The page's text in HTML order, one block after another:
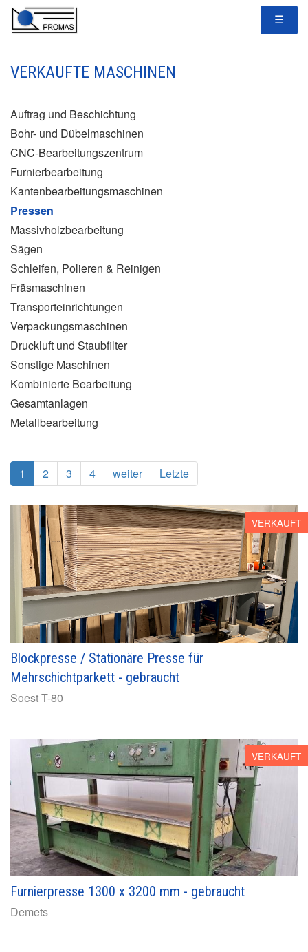
☰
VERKAUFTE MASCHINEN
Auftrag und Beschichtung
Bohr- und Dübelmaschinen
CNC-Bearbeitungszentrum
Furnierbearbeitung
Kantenbearbeitungsmaschinen
Pressen
Massivholzbearbeitung
Sägen
Schleifen, Polieren & Reinigen
Fräsmaschinen
Transporteinrichtungen
Verpackungsmaschinen
Druckluft und Staubfilter
Sonstige Maschinen
Kombinierte Bearbeitung
Gesamtanlagen
Metallbearbeitung
1 2 3 4 weiter Letzte
VERKAUFT
Blockpresse / Stationäre Presse für
Mehrschichtparkett - gebraucht
SoestT-80
VERKAUFT
Furnierpresse 1300 x 3200 mm - gebraucht
Demets